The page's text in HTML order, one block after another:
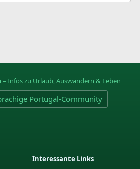
Portugal-Community
Interessante Links